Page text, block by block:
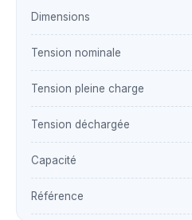
Dimensions
Tension nominale
Tension pleine charge
Tension déchargée
Capacité
Référence